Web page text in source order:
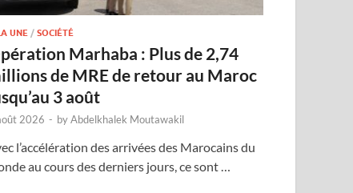
UNE /SOCIÉTÉ
Marhaba : Plus de 2,74
de MRE de retour au Maroc
3 août
2026 - byAbdelkhalek Moutawakil
l’accélération des arrivées des Marocains du
au cours des derniers jours, ce sont …